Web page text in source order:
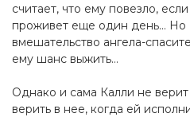
считает, что ему повезло,
проживет еще один день… Но
вмешательство ангела-
ему шанс выжить…
Однако и сама Калли не
верить в нее, когда ей